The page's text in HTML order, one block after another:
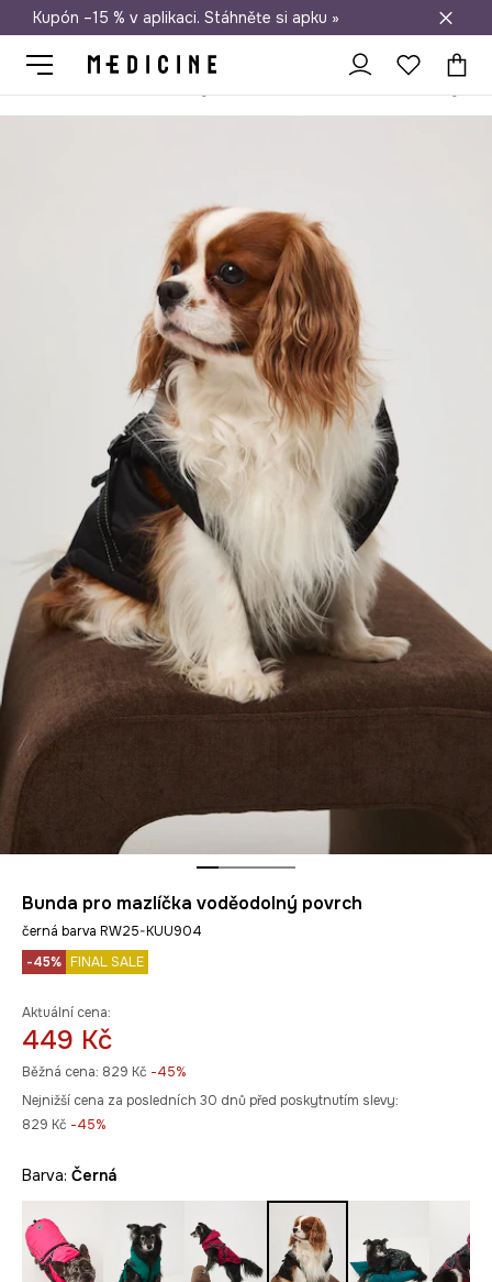
Doprava zdarma při nákupu nad 1 200 Kč
Kupón –15 % v aplikaci. Stáhněte si apku »
Bunda pro mazlíčka voděodolný povrch
černá barva RW25-KUU904
-45% FINAL SALE
Aktuální cena:
449 Kč
Běžná cena: 829 Kč -45%
Nejnižší cena za posledních 30 dnů před poskytnutím slevy:
829 Kč -45%
Barva: černá